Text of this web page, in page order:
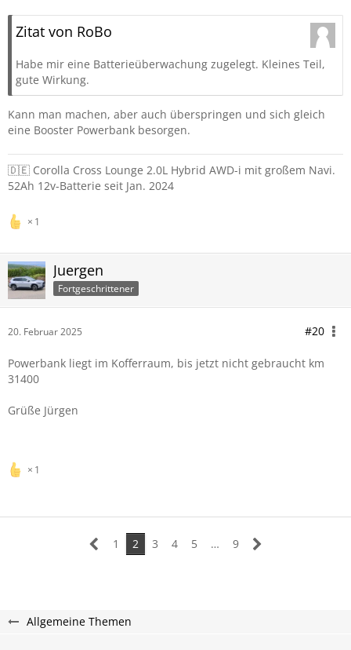
Zitat von RoBo
Habe mir eine Batterieüberwachung zugelegt. Kleines Teil,
gute Wirkung.
Kann man machen, aber auch überspringen und sich gleich
eine Booster Powerbank besorgen.
🇩🇪 Corolla Cross Lounge 2.0L Hybrid AWD-i mit großem Navi.
52Ah 12v-Batterie seit Jan. 2024
1
Juergen
Fortgeschrittener
20. Februar 2025 #20
Powerbank liegt im Kofferraum, bis jetzt nicht gebraucht km
31400
Grüße Jürgen
1
1 2 3 4 5 … 9
Allgemeine Themen